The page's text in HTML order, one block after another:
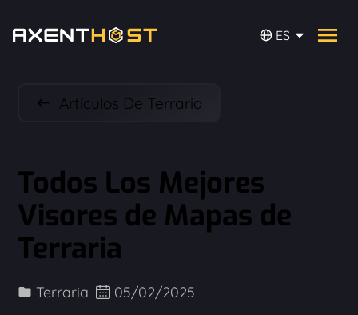
ES
Artículos De Terraria
Todos Los Mejores
Visores de Mapas de
Terraria
Terraria
05/02/2025